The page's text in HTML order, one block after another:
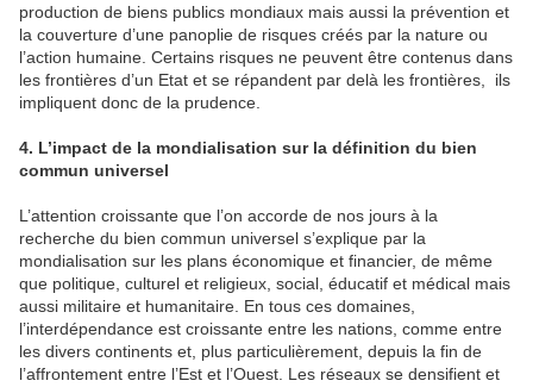
production de biens publics mondiaux mais aussi la prévention et
la couverture d’une panoplie de risques créés par la nature ou
l’action humaine. Certains risques ne peuvent être contenus dans
les frontières d’un Etat et se répandent par delà les frontières, ils
impliquent donc de la prudence.
4. L’impact de la mondialisation sur la définition du bien
commun universel
L’attention croissante que l’on accorde de nos jours à la
recherche du bien commun universel s’explique par la
mondialisation sur les plans économique et financier, de même
que politique, culturel et religieux, social, éducatif et médical mais
aussi militaire et humanitaire. En tous ces domaines,
l’interdépendance est croissante entre les nations, comme entre
les divers continents et, plus particulièrement, depuis la fin de
l’affrontement entre l’Est et l’Ouest. Les réseaux se densifient et